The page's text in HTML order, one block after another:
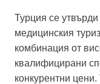
Турция се
медицинския
комбинация от
квалифицирани
конкурентни